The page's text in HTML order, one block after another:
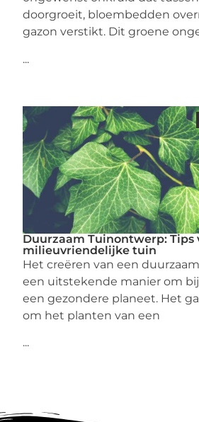
doorgroeit, bloembedden
gazon verstikt. Dit groene
...
Duurzaam Tuinontwerp: Tips
milieuvriendelijke tuin
Het creëren van een
een uitstekende manier om
een gezondere planeet. Het
om het planten van een
...